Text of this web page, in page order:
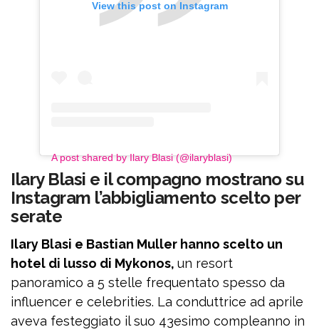
View this post on Instagram
A post shared by Ilary Blasi (@ilaryblasi)
Ilary Blasi e il compagno mostrano su
Instagram l’abbigliamento scelto per
serate
Ilary Blasi e Bastian Muller hanno scelto un
hotel di lusso di Mykonos, un resort
panoramico a 5 stelle frequentato spesso da
influencer e celebrities. La conduttrice ad aprile
aveva festeggiato il suo 43esimo compleanno in